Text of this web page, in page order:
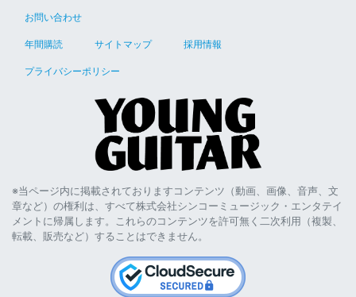
お問い合わせ
年間購読 サイトマップ 採用情報
プライバシーポリシー
※当ページ内に掲載されておりますコンテンツ（動画、画像、音声、文
章など）の権利は、すべて株式会社シンコーミュージック・エンタテイ
メントに帰属します。これらのコンテンツを許可無く二次利用（複製、
転載、販売など）することはできません。